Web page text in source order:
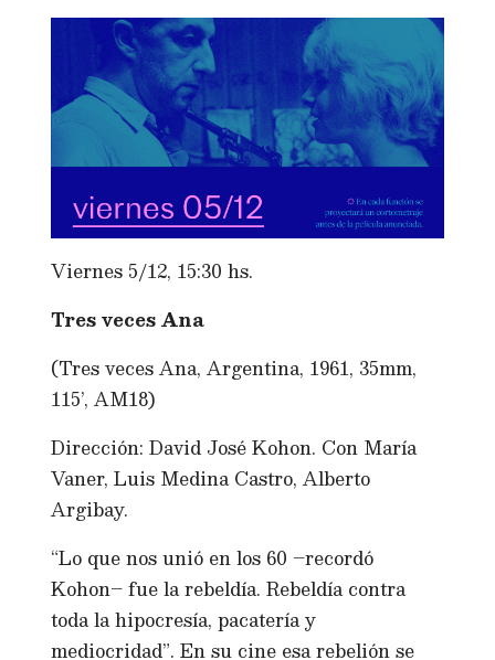
Viernes 5/12, 15:30 hs.
Tres veces Ana
(Tres veces Ana, Argentina, 1961, 35mm,
115’, AM18)
Dirección: David José Kohon. Con María
Vaner, Luis Medina Castro, Alberto
Argibay.
“Lo que nos unió en los 60 –recordó
Kohon– fue la rebeldía. Rebeldía contra
toda la hipocresía, pacatería y
mediocridad”. En su cine esa rebelión se